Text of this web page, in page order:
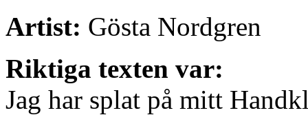
Artist: Gösta Nordgren
Riktiga texten var:
Jag har splat på mitt